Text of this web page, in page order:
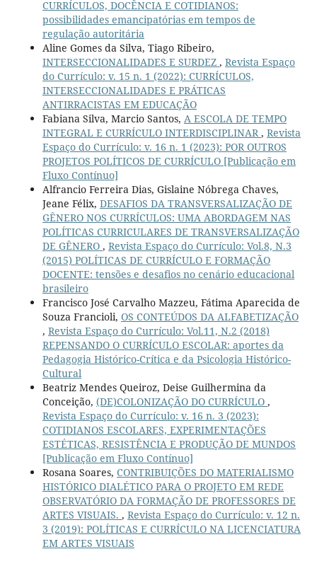
CURRÍCULOS, DOCÊNCIA E COTIDIANOS:
possibilidades emancipatórias em tempos de
regulação autoritária
Aline Gomes da Silva, Tiago Ribeiro,
INTERSECCIONALIDADES E SURDEZ , Revista Espaço
do Currículo: v. 15 n. 1 (2022): CURRÍCULOS,
INTERSECCIONALIDADES E PRÁTICAS
ANTIRRACISTAS EM EDUCAÇÃO
Fabiana Silva, Marcio Santos, A ESCOLA DE TEMPO
INTEGRAL E CURRÍCULO INTERDISCIPLINAR , Revista
Espaço do Currículo: v. 16 n. 1 (2023): POR OUTROS
PROJETOS POLÍTICOS DE CURRÍCULO [Publicação em
Fluxo Contínuo]
Alfrancio Ferreira Dias, Gislaine Nóbrega Chaves,
Jeane Félix, DESAFIOS DA TRANSVERSALIZAÇÃO DE
GÊNERO NOS CURRÍCULOS: UMA ABORDAGEM NAS
POLÍTICAS CURRICULARES DE TRANSVERSALIZAÇÃO
DE GÊNERO , Revista Espaço do Currículo: Vol.8, N.3
(2015) POLÍTICAS DE CURRÍCULO E FORMAÇÃO
DOCENTE: tensões e desafios no cenário educacional
brasileiro
Francisco José Carvalho Mazzeu, Fátima Aparecida de
Souza Francioli, OS CONTEÚDOS DA ALFABETIZAÇÃO
, Revista Espaço do Currículo: Vol.11, N.2 (2018)
REPENSANDO O CURRÍCULO ESCOLAR: aportes da
Pedagogia Histórico-Crítica e da Psicologia Histórico-
Cultural
Beatriz Mendes Queiroz, Deise Guilhermina da
Conceição, (DE)COLONIZAÇÃO DO CURRÍCULO ,
Revista Espaço do Currículo: v. 16 n. 3 (2023):
COTIDIANOS ESCOLARES, EXPERIMENTAÇÕES
ESTÉTICAS, RESISTÊNCIA E PRODUÇÃO DE MUNDOS
[Publicação em Fluxo Contínuo]
Rosana Soares, CONTRIBUIÇÕES DO MATERIALISMO
HISTÓRICO DIALÉTICO PARA O PROJETO EM REDE
OBSERVATÓRIO DA FORMAÇÃO DE PROFESSORES DE
ARTES VISUAIS. , Revista Espaço do Currículo: v. 12 n.
3 (2019): POLÍTICAS E CURRÍCULO NA LICENCIATURA
EM ARTES VISUAIS